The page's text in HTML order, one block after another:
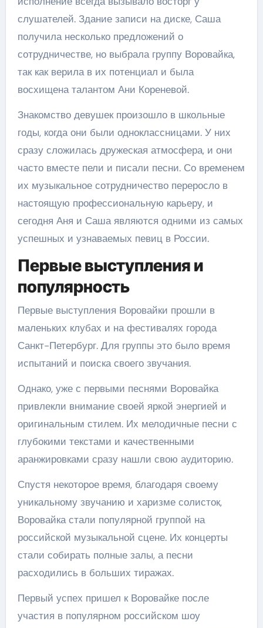
слушателей. Здание записи на диске, Саша
получила несколько предложений о
сотрудничестве, но выбрала группу Воровайка,
так как верила в их потенциал и была
восхищена талантом Ани Кореневой.
Знакомство девушек произошло в школьные
годы, когда они были одноклассницами. У них
сразу сложилась дружеская атмосфера, и они
часто вместе пели и писали песни. Со временем
их музыкальное сотрудничество переросло в
настоящую профессиональную карьеру, и
сегодня Аня и Саша являются одними из самых
успешных и узнаваемых певиц в России.
Первые выступления и
популярность
Первые выступления Воровайки прошли в
маленьких клубах и на фестивалях города
Санкт-Петербург. Для группы это было время
испытаний и поиска своего звучания.
Однако, уже с первыми песнями Воровайка
привлекли внимание своей яркой энергией и
оригинальным стилем. Их мелодичные песни с
глубокими текстами и качественными
аранжировками сразу нашли свою аудиторию.
Спустя некоторое время, благодаря своему
уникальному звучанию и харизме солисток,
Воровайка стали популярной группой на
российской музыкальной сцене. Их концерты
стали собирать полные залы, а песни
расходились в больших тиражах.
Первый успех пришел к Воровайке после
участия в популярном российском шоу